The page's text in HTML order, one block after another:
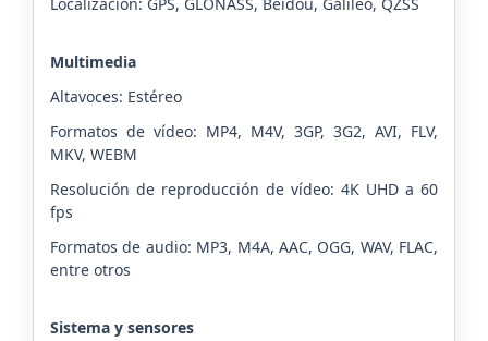
Multimedia
Altavoces: Estéreo
Formatos de vídeo: MP4, M4V, 3GP, 3G2, AVI, FLV,
MKV, WEBM
Resolución de reproducción de vídeo: 4K UHD a 60
fps
Formatos de audio: MP3, M4A, AAC, OGG, WAV, FLAC,
entre otros
Sistema y sensores